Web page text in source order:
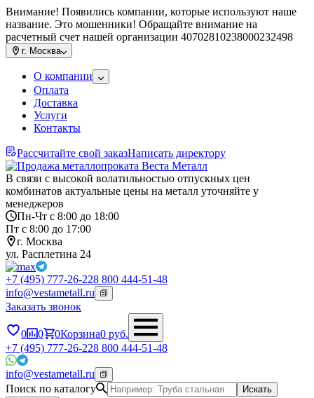
Внимание! Появились компании, которые используют наше
название. Это мошенники! Обращайте внимание на
расчетный счет нашей организации 40702810238000232498
г. Москва
О компании
Оплата
Доставка
Услуги
Контакты
Рассчитайте свой заказНаписать директору
В связи с высокой волатильностью отпускных цен
комбинатов актуальные цены на металл уточняйте у
менеджеров
Пн-Чт с 8:00 до 18:00
Пт с 8:00 до 17:00
г. Москва
ул. Расплетина 24
+7 (495) 777-26-228 800 444-51-48
info@vestametall.ru
Заказать звонок
0 0 0Корзина0 руб.
+7 (495) 777-26-228 800 444-51-48
info@vestametall.ru
Поиск по каталогу
Искать